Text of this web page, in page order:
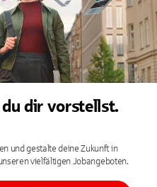
du dir vorstellst.
und gestalte deine Zukunft in
vielfältigen Jobangeboten.